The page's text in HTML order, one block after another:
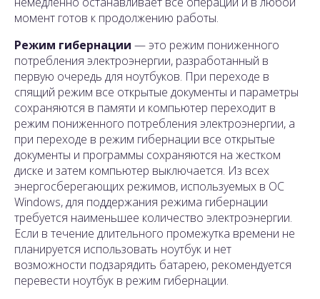
момент готов к продолжению работы.
Режим гибернации — это режим пониженного
потребления электроэнергии, разработанный в
первую очередь для ноутбуков. При переходе в
спящий режим все открытые документы и параметры
сохраняются в памяти и компьютер переходит в
режим пониженного потребления электроэнергии, а
при переходе в режим гибернации все открытые
документы и программы сохраняются на жестком
диске и затем компьютер выключается. Из всех
энергосберегающих режимов, используемых в ОС
Windows, для поддержания режима гибернации
требуется наименьшее количество электроэнергии.
Если в течение длительного промежутка времени не
планируется использовать ноутбук и нет
возможности подзарядить батарею, рекомендуется
перевести ноутбук в режим гибернации.